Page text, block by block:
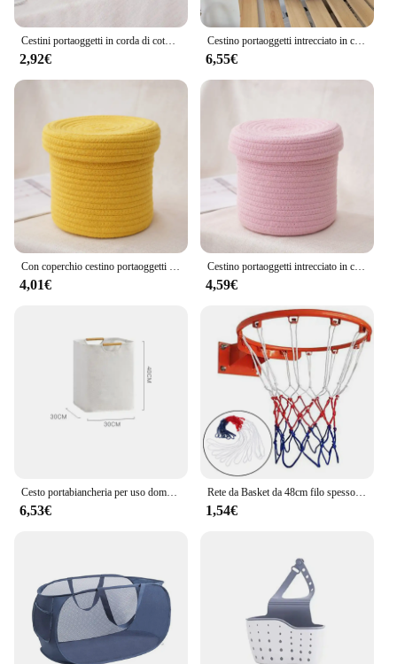
Cestini portaoggetti in corda di cotone nordico intrecciati articoli vari da tavolo giocattoli per bambini scatola Organizer chiavi scatola per snack organizzatore di articoli vari
2,92€
Cestino portaoggetti intrecciato in corda di cotone fatto a mano decorazioni per la casa tessuto naturale giocattoli per bambini da tavolo cestino portaoggetti per articoli vari cestino da Picnic
6,55€
Con coperchio cestino portaoggetti in filo di cotone scatola portaoggetti giocattoli per bambini organizzatore da tavolo contenitore per articoli vari
4,01€
Cestino portaoggetti intrecciato in corda di cotone con coperchi cestino portaoggetti da tavolo per decorazioni per la casa per articoli vari snack prodotti per animali frutta giocattolo per bambini
4,59€
6,53€
Rete da Basket da 48cm filo spesso in Nylon resistente cerchio da Basket universale tricolore rete a rete con bordo a rete
1,54€